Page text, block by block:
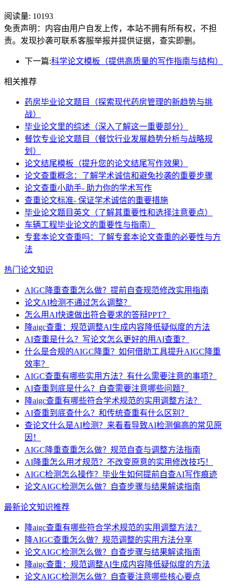
阅读量: 10193
免责声明：内容由用户自发上传，本站不拥有所有权，不担
责。发现抄袭可联系客服举报并提供证据，查实即删。
下一篇:科学论文模板（提供高质量的写作指南与结构）
相关推荐
药房毕业论文题目（探索现代药房管理的新趋势与挑
战）
毕业论文里的综述（深入了解这一重要部分）
餐饮专业论文题目（餐饮行业发展趋势分析与战略规
划）
论文结尾模板（提升您的论文结尾写作效果）
论文查重概念：了解学术诚信和避免抄袭的重要步骤
论文查重小助手- 助力你的学术写作
查重论文标准- 保证学术诚信的重要措施
毕业论文题目英文（了解其重要性和选择注意要点）
车辆工程毕业论文的重要性与指南）
专套本论文查重吗：了解专套本论文查重的必要性与方
法
热门论文知识
AIGC降重查重怎么做？提前自查规范修改实用指南
论文AI检测不通过怎么调整？
怎么用AI快速做出符合要求的答辩PPT？
降aigc查重：规范调整AI生成内容降低疑似度的方法
AI查重是什么？写论文怎么更好的用AI查重？
什么是合规的AIGC降重？如何借助工具提升AIGC降重
效率？
AIGC查重有哪些实用方法？有什么需要注意的事项？
AI查重到底是什么？自查需要注意哪些问题？
降aigc查重有哪些符合学术规范的实用调整方法？
AI查重到底查什么？和传统查重有什么区别？
查论文什么是AI检测？来看看导致AI检测偏高的常见原
因！
AIGC降重查重怎么做？规范自查与调整方法指南
AI降重怎么用才规范？不改变原意的实用修改技巧！
AIGC检测怎么操作？毕业生如何提前自查AI写作痕迹
论文AIGC检测怎么做？自查步骤与结果解读指南
最新论文知识推荐
降aigc查重有哪些符合学术规范的实用调整方法？
降AIGC查重怎么做？规范调整的实用方法分享
论文AIGC检测怎么做？自查步骤与结果解读指南
降aigc查重：规范调整AI生成内容降低疑似度的方法
论文AIGC检测怎么做？自查要注意哪些核心要点